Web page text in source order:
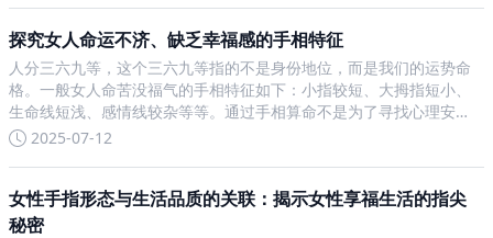
探究女人命运不济、缺乏幸福感的手相特征
人分三六九等，这个三六九等指的不是身份地位，而是我们的运势命
格。一般女人命苦没福气的手相特征如下：小指较短、大拇指短小、
生命线短浅、感情线较杂等等。通过手相算命不是为了寻找心理安
慰，而是为了查看自己命格中不好的一部分，然后再想办法进行化
2025-07-12
女性手指形态与生活品质的关联：揭示女性享福生活的指尖
秘密